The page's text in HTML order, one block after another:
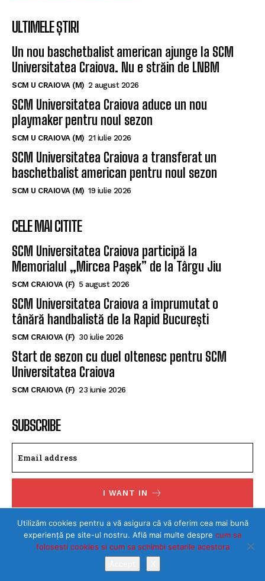
ULTIMELE ȘTIRI
Un nou baschetbalist american ajunge la SCM
Universitatea Craiova. Nu e străin de LNBM
SCM U CRAIOVA (M) 2 august 2026
SCM Universitatea Craiova aduce un nou
playmaker pentru noul sezon
SCM U CRAIOVA (M) 21 iulie 2026
SCM Universitatea Craiova a transferat un
baschetbalist american pentru noul sezon
SCM U CRAIOVA (M) 19 iulie 2026
CELE MAI CITITE
SCM Universitatea Craiova participă la
Memorialul „Mircea Pașek” de la Târgu Jiu
SCM CRAIOVA (F) 5 august 2026
SCM Universitatea Craiova a împrumutat o
tânără handbalistă de la Rapid București
SCM CRAIOVA (F) 30 iulie 2026
Start de sezon cu duel oltenesc pentru SCM
Universitatea Craiova
SCM CRAIOVA (F) 23 iunie 2026
SUBSCRIBE
I WANT IN
I've read and accept thePrivacy Policy.
Utilizăm cookies pentru a vă asigura că vă oferim cea mai bună
experiență pe site-ul nostru. Află mai multe despre cum sa
folosesti cookies si cum sa schimbi setarile acestora